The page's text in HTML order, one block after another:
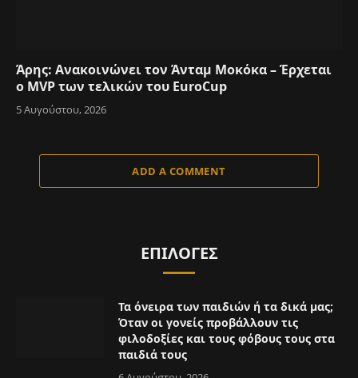
Άρης: Ανακοινώνει τον Άνταμ Μοκόκα – Έρχεται
ο MVP των τελικών του EuroCup
5 Αυγούστου, 2026
ADD A COMMENT
ΕΠΙΛΟΓΈΣ
Τα όνειρα των παιδιών ή τα δικά μας;
Όταν οι γονείς προβάλλουν τις
φιλοδοξίες και τους φόβους τους στα
παιδιά τους